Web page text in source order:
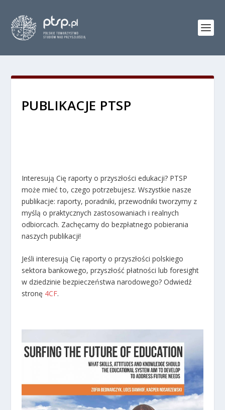
PUBLIKACJE PTSP
Interesują Cię raporty o przyszłości edukacji? PTSP
może mieć to, czego potrzebujesz. Wszystkie nasze
publikacje: raporty, poradniki, przewodniki tworzymy z
myślą o praktycznych zastosowaniach i realnych
odbiorcach. Zachęcamy do bezpłatnego pobierania
naszych publikacji!
Jeśli interesują Cię raporty o przyszłości polskiego
sektora bankowego, przyszłość płatności lub foresight
w dziedzinie bezpieczeństwa narodowego? Odwiedź
stronę 4CF.